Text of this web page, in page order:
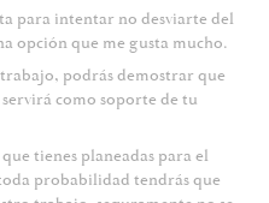
para intentar no desviarte del
opción que me gusta mucho.
podrás demostrar que
servirá como soporte de tu
tienes planeadas para el
probabilidad tendrás que